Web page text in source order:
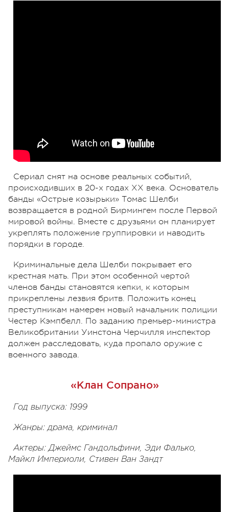
Сериал снят на основе реальных событий,
происходивших в 20-х годах XX века. Основатель
банды «Острые козырьки» Томас Шелби
возвращается в родной Бирмингем после Первой
мировой войны. Вместе с друзьями он планирует
укреплять положение группировки и наводить
порядки в городе.
Криминальные дела Шелби покрывает его
крестная мать. При этом особенной чертой
членов банды становятся кепки, к которым
прикреплены лезвия бритв. Положить конец
преступникам намерен новый начальник полиции
Честер Кэмпбелл. По заданию премьер-министра
Великобритании Уинстона Черчилля инспектор
должен расследовать, куда пропало оружие с
военного завода.
«Клан Сопрано»
Год выпуска: 1999
Жанры: драма, криминал
Актеры: Джеймс Гандольфини, Эди Фалько,
Майкл Империоли, Стивен Ван Зандт